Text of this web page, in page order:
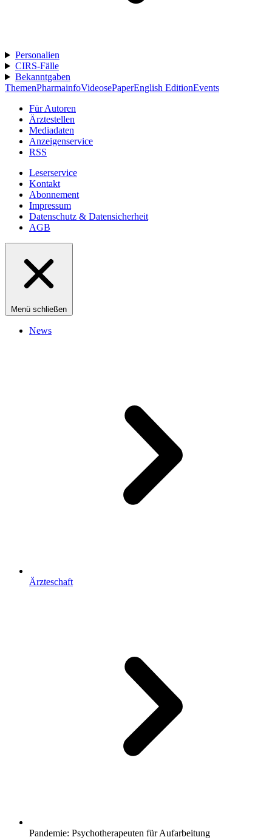
Personalien
CIRS-Fälle
Bekanntgaben
ThemenPharmainfoVideosePaperEnglish EditionEvents
Für Autoren
Ärztestellen
Mediadaten
Anzeigenservice
RSS
Leserservice
Kontakt
Abonnement
Impressum
Datenschutz & Datensicherheit
AGB
Menü schließen
News
Ärzteschaft
Pandemie: Psychotherapeuten für Aufarbeitung